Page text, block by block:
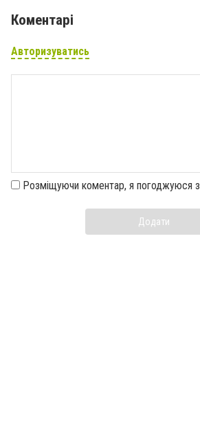
Коментарі
Авторизуватись
Розміщуючи коментар, я погоджуюся з
Додати